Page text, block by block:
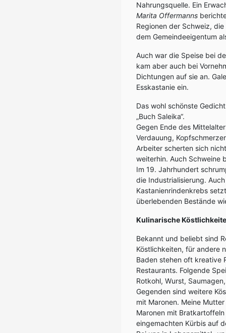
Nahrungsquelle. Ein
Marita Offermanns
Regionen der Schweiz,
dem Gemeindeeigentum
Auch war die Speise bei
kam aber auch bei
Dichtungen auf sie an.
Esskastanie ein.
Das wohl schönste
„Buch Saleika“.
Gegen Ende des
Verdauung,
Arbeiter scherten sich
weiterhin. Auch Schweine
Im 19. Jahrhundert
die Industrialisierung.
Kastanienrindenkrebs
überlebenden Bestände
Kulinarische
Bekannt und beliebt sind
Köstlichkeiten, für andere
Baden stehen oft kreative
Restaurants. Folgende
Rotkohl, Wurst,
Gegenden sind weitere
mit Maronen. Meine
Maronen mit
eingemachten Kürbis auf